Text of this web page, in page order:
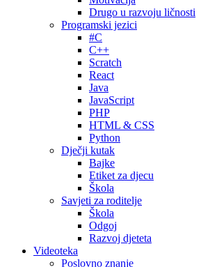
Drugo u razvoju ličnosti
Programski jezici
#C
C++
Scratch
React
Java
JavaScript
PHP
HTML & CSS
Python
Dječji kutak
Bajke
Etiket za djecu
Škola
Savjeti za roditelje
Škola
Odgoj
Razvoj djeteta
Videoteka
Poslovno znanje